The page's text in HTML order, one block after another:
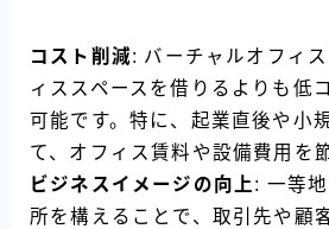
コスト削減: バーチャルオフィ
ィススペースを借りるよりも低
可能です。特に、起業直後や小
て、オフィス賃料や設備費用を
ビジネスイメージの向上 : 一等
所を構えることで、取引先や顧